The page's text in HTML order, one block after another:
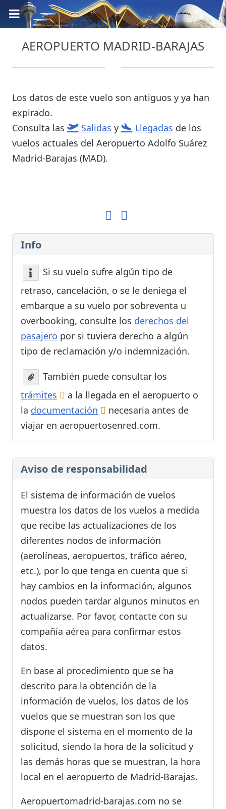
AEROPUERTO MADRID-BARAJAS
Los datos de este vuelo son antiguos y ya han
expirado.
Consulta las
Salidas y Llegadas de los
vuelos actuales del Aeropuerto Adolfo Suárez
Madrid-Barajas (MAD).
Info
Si su vuelo sufre algún tipo de
retraso, cancelación, o se le deniega el
embarque a su vuelo por sobreventa u
overbooking, consulte los derechos del
pasajero por si tuviera derecho a algún
tipo de reclamación y/o indemnización.
También puede consultar los
trámites
a la llegada en el aeropuerto o
la documentación
necesaria antes de
viajar en aeropuertosenred.com.
Aviso de responsabilidad
El sistema de información de vuelos
muestra los datos de los vuelos a medida
que recibe las actualizaciones de los
diferentes nodos de información
(aerolíneas, aeropuertos, tráfico aéreo,
etc.), por lo que tenga en cuenta que si
hay cambios en la información, algunos
nodos pueden tardar algunos minutos en
actualizarse. Por favor, contacte con su
compañía aérea para confirmar estos
datos.
En base al procedimiento que se ha
descrito para la obtención de la
información de vuelos, los datos de los
vuelos que se muestran son los que
dispone el sistema en el momento de la
solicitud, siendo la hora de la solicitud y
las demás horas que se muestran, la hora
local en el aeropuerto de Madrid-Barajas.
Aeropuertomadrid-barajas.com no se